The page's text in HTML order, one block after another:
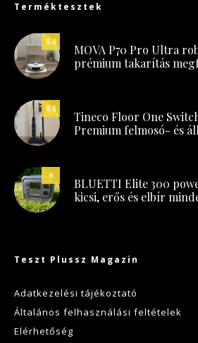
Terméktesztek
8.8
MOVA P70 Pro Ultra
prémium takarítás
8.5
Tineco Floor One
Premium felmosó- és
9
BLUETTI Elite 300
kicsi, erős és elbír
Teszt Plussz Magazin
Adatkezelési tájékoztató
Általános felhasználási feltételek
Elérhetőség